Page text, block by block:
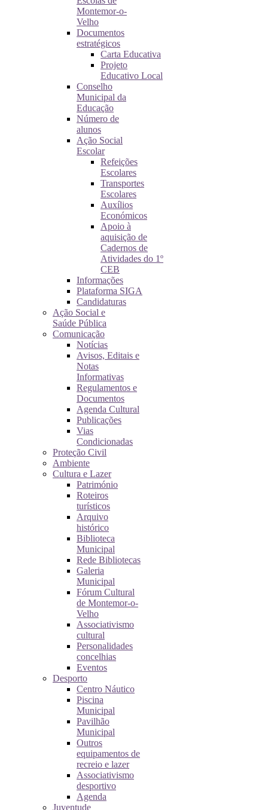
Montemor-o-
Velho
Documentos
estratégicos
Carta Educativa
Projeto
Educativo Local
Conselho
Municipal da
Educação
Número de
alunos
Ação Social
Escolar
Refeições
Escolares
Transportes
Escolares
Auxílios
Económicos
Apoio à
aquisição de
Cadernos de
Atividades do 1º
CEB
Informações
Plataforma SIGA
Candidaturas
Ação Social e
Saúde Pública
Comunicação
Notícias
Avisos, Editais e
Notas
Informativas
Regulamentos e
Documentos
Agenda Cultural
Publicações
Vias
Condicionadas
Proteção Civil
Ambiente
Cultura e Lazer
Património
Roteiros
turísticos
Arquivo
histórico
Biblioteca
Municipal
Rede Bibliotecas
Galeria
Municipal
Fórum Cultural
de Montemor-o-
Velho
Associativismo
cultural
Personalidades
concelhias
Eventos
Desporto
Centro Náutico
Piscina
Municipal
Pavilhão
Municipal
Outros
equipamentos de
recreio e lazer
Associativismo
desportivo
Agenda
Juventude